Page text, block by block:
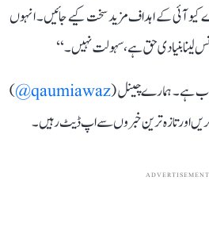
آئی کے اہداف مزید سخت کیے جائیں۔ انہوں
لینا بنیادی حق ہے، سہولت نہیں۔‘‘
ہے۔ ہمارے چینل (qaumiawaz@
)
اور تازہ ترین خبروں سے اپ ڈیٹ رہیں۔
ADVERTISEMENT